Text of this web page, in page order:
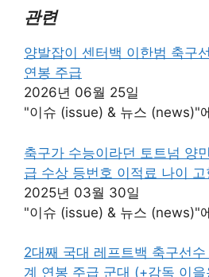
관련
양발잡이 센터백 이한범 축구
연봉 주급
2026년 06월 25일
"이슈 (issue) & 뉴스 (news)"
축구가 수능이라던 토트넘 양
급 수상 등번호 이적료 나이
2025년 03월 30일
"이슈 (issue) & 뉴스 (news)"
2대째 국대 레프트백 축구선
계 연봉 주급 군대 (+감독 이을